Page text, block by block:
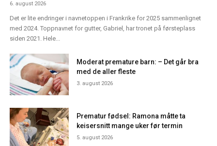
6. august 2026
Det er lite endringer i navnetoppen i Frankrike for 2025 sammenlignet
med 2024. Toppnavnet for gutter, Gabriel, har tronet på førsteplass
siden 2021. Hele...
Moderat premature barn: – Det går bra
med de aller fleste
3. august 2026
Prematur fødsel: Ramona måtte ta
keisersnitt mange uker før termin
5. august 2026